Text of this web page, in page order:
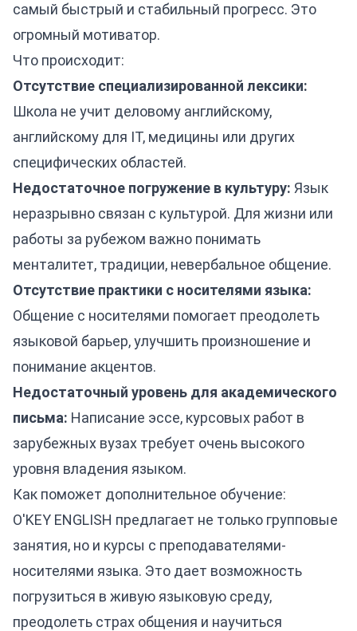
самый быстрый и стабильный прогресс. Это
огромный мотиватор.
Что происходит:
Отсутствие специализированной лексики:
Школа не учит деловому английскому,
английскому для IT, медицины или других
специфических областей.
Недостаточное погружение в культуру: Язык
неразрывно связан с культурой. Для жизни или
работы за рубежом важно понимать
менталитет, традиции, невербальное общение.
Отсутствие практики с носителями языка:
Общение с носителями помогает преодолеть
языковой барьер, улучшить произношение и
понимание акцентов.
Недостаточный уровень для академического
письма: Написание эссе, курсовых работ в
зарубежных вузах требует очень высокого
уровня владения языком.
Как поможет дополнительное обучение:
O'KEY ENGLISH предлагает не только групповые
занятия, но и курсы с преподавателями-
носителями языка. Это дает возможность
погрузиться в живую языковую среду,
преодолеть страх общения и научиться